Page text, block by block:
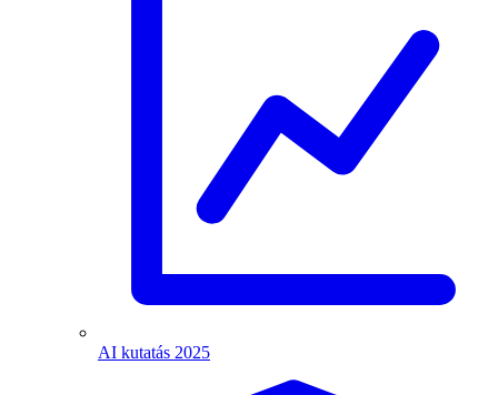
AI kutatás 2025